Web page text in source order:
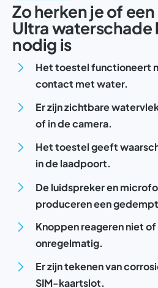
Zo herken je of
Ultra
nodig is
Het toestel functioneert
contact met water.
Er zijn zichtbare
of in de camera.
Het toestel geeft
in de laadpoort.
De luidspreker en
produceren een
Knoppen reageren niet
onregelmatig.
Er zijn tekenen van
SIM-kaartslot.